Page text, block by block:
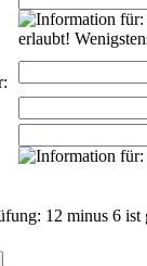
12 minus 6